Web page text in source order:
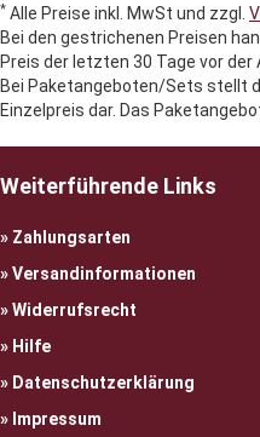
* Alle Preise inkl. MwSt und zzgl.
Bei den gestrichenen Preisen
Preis der letzten 30 Tage vor der
Bei Paketangeboten/Sets stellt
Einzelpreis dar. Das
Weiterführende Links
Zahlungsarten
Versandinformationen
Widerrufsrecht
Hilfe
Datenschutzerklärung
Impressum